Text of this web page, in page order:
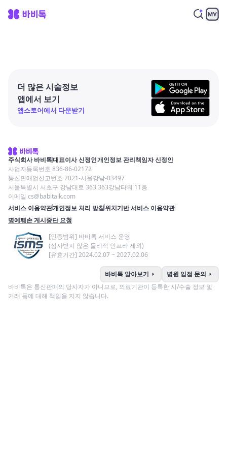
더 많은 시술정보
앱에서 보기
앱스토어에서 다운받기
주식회사 바비톡대표이사 신정인개인정보 관리책임자 신정인
사업자등록번호 836-86-02172
통신판매업신고번호 2021-서울강남-03497
서울특별시 서초구 강남대로 363 363강남타워 11층
이메일 cs@babitalk.com
서비스 이용약관개인정보 처리 방침위치기반 서비스 이용약관
명예훼손 게시중단 요청
[인증범위] 바비톡 서비스 운영
(심사받지 않은 물리적 인프라 제외)
[유효기간] 2024.02.07 ~ 2027.02.06
바비톡 알아보기 arrow_right 병원 입점 문의 arrow_right
바비톡은 통신판매의 당사자가 아니므로, 의료기관이 등록한 시/수술 정보 및
거래 등에 대해 책임을 지지 않습니다.